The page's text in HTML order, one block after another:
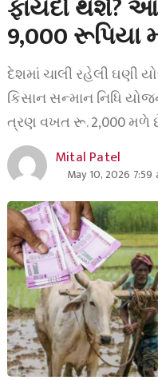
ફાયદો થશે? આ
9,000 રૂપિયા
દેશમાં ચાલી રહેલી ઘણી
કિસાન સન્માન નિધિ
ત્રણ વખત રૂ. 2,000
Mital Patel
May 10, 2026 7:59